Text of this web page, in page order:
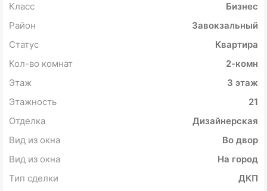
Класс
Бизнес
Район
Завокзальный
Статус
Квартира
Кол-во комнат
2-комн
Этаж
3 этаж
Этажность
21
Отделка
Дизайнерская
Вид из окна
Во двор
Вид из окна
На город
Тип сделки
ДКП